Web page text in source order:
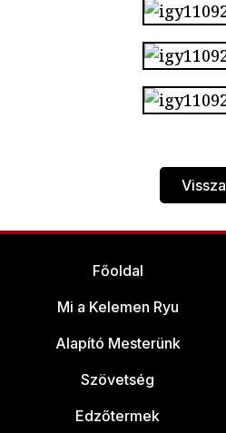
Vissza
Főoldal
Mi a Kelemen Ryu
Alapító Mesterünk
Szövetség
Edzőtermek